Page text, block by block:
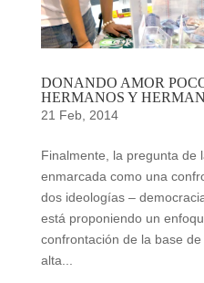
DONANDO AMOR
HERMANOS Y
21 Feb, 2014
Finalmente, la pregunta de
enmarcada como una
dos ideologías –
está proponiendo un
confrontación de la base
alta...